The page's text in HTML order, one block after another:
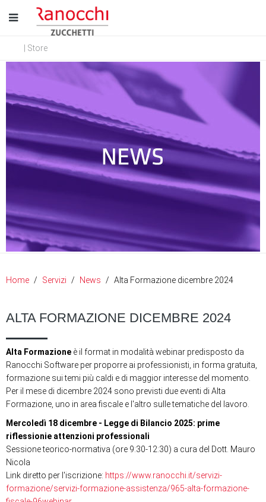
| Store
Home Servizi News Alta Formazione dicembre 2024
ALTA FORMAZIONE DICEMBRE 2024
Alta Formazione è il format in modalità webinar predisposto da
Ranocchi Software per proporre ai professionisti, in forma gratuita,
formazione sui temi più caldi e di maggior interesse del momento.
Per il mese di dicembre 2024 sono previsti due eventi di Alta
Formazione, uno in area fiscale e l'altro sulle tematiche del lavoro.
Mercoledì 18 dicembre - Legge di Bilancio 2025: prime
riflessionie attenzioni professionali
Sessione teorico-normativa (ore 9:30-12:30) a cura del Dott. Mauro
Nicola
Link diretto per l'iscrizione: https://www.ranocchi.it/servizi-
formazione/servizi-formazione-assistenza/965-alta-formazione-